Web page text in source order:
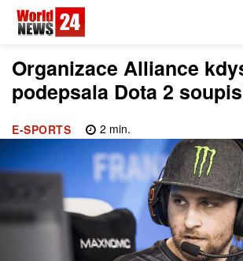
Organizace Alliance
podepsala Dota 2
E-SPORTS 2 min.